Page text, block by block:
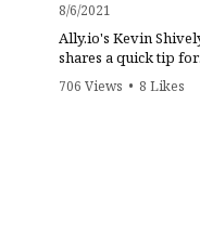
8/6/2021
Ally.io's Kevin
shares a quick tip for
validating the OKRs
you're writing.
706 Views • 8 Likes